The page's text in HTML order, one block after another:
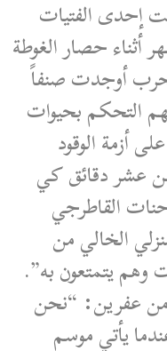
إحدى الفتيات
حصار الغوطة
أوجدت صنفاً
التحكم بحيوات
الوقود
عشر دقائق كي
القاطرجي
الخالي من
يتمتعون به”.
عفرين: “نحن
يأتي موسم